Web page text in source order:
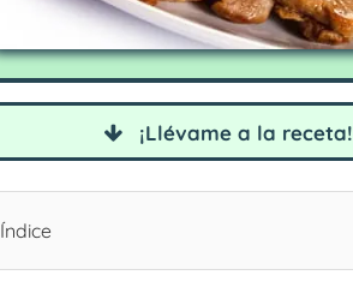
¡Llévame a la receta!
Índice